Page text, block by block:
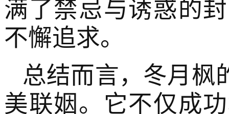
满了禁忌与诱惑的
不懈追求。
总结而言，冬月枫
美联姻。它不仅成